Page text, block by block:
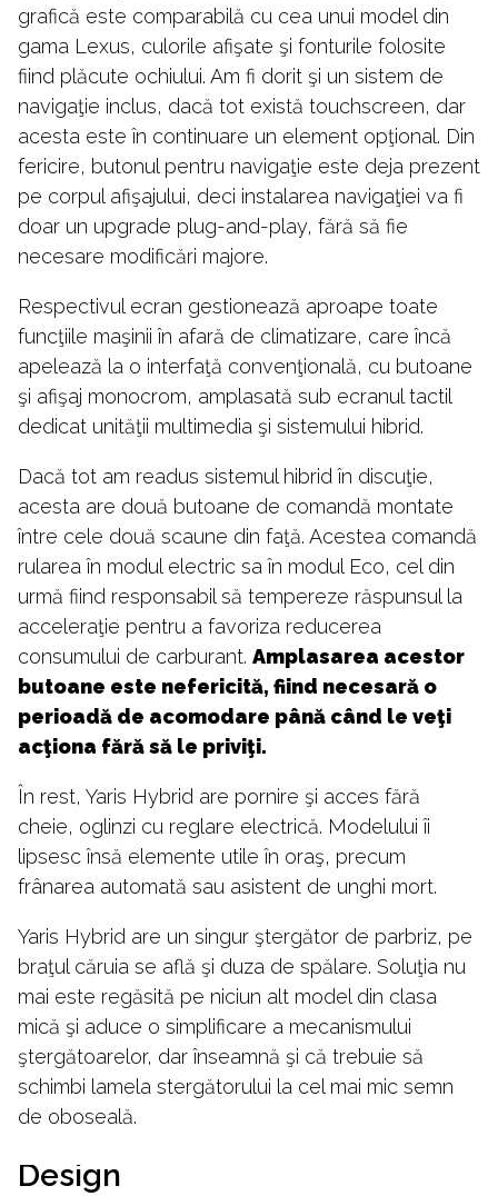
grafică este comparabilă cu cea unui model din
gama Lexus, culorile afişate şi fonturile folosite
fiind plăcute ochiului. Am fi dorit şi un sistem de
navigaţie inclus, dacă tot există touchscreen, dar
acesta este în continuare un element opţional. Din
fericire, butonul pentru navigaţie este deja prezent
pe corpul afişajului, deci instalarea navigaţiei va fi
doar un upgrade plug-and-play, fără să fie
necesare modificări majore.
Respectivul ecran gestionează aproape toate
funcţiile maşinii în afară de climatizare, care încă
apelează la o interfaţă convenţională, cu butoane
şi afişaj monocrom, amplasată sub ecranul tactil
dedicat unităţii multimedia şi sistemului hibrid.
Dacă tot am readus sistemul hibrid în discuţie,
acesta are două butoane de comandă montate
între cele două scaune din faţă. Acestea comandă
rularea în modul electric sa în modul Eco, cel din
urmă fiind responsabil să tempereze răspunsul la
acceleraţie pentru a favoriza reducerea
consumului de carburant. Amplasarea acestor
butoane este nefericită, fiind necesară o
perioadă de acomodare până când le veţi
acţiona fără să le priviţi.
În rest, Yaris Hybrid are pornire şi acces fără
cheie, oglinzi cu reglare electrică. Modelului îi
lipsesc însă elemente utile în oraş, precum
frânarea automată sau asistent de unghi mort.
Yaris Hybrid are un singur ştergător de parbriz, pe
braţul căruia se află şi duza de spălare. Soluţia nu
mai este regăsită pe niciun alt model din clasa
mică şi aduce o simplificare a mecanismului
ştergătoarelor, dar înseamnă şi că trebuie să
schimbi lamela stergătorului la cel mai mic semn
de oboseală.
Design